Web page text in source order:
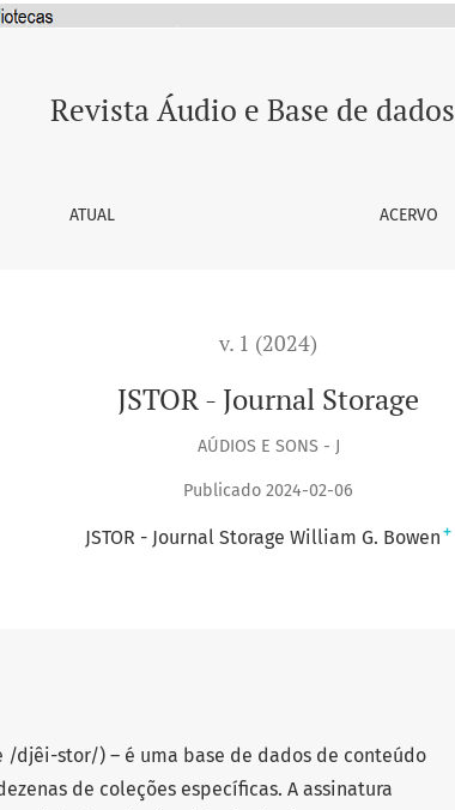
Revista Áudio e Base de dados
ATUAL ACERVO
v. 1 (2024)
JSTOR - Journal Storage
AÚDIOS E SONS - J
Publicado 2024-02-06
JSTOR - Journal Storage William G. Bowen +
/djêi-stor/) – é uma base de dados de conteúdo
de coleções específicas. A assinatura